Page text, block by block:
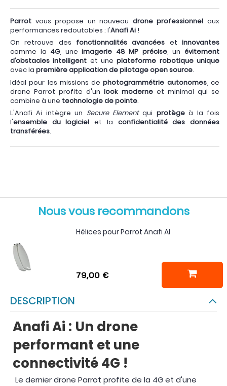
Parrot vous propose un nouveau drone professionnel aux
performances redoutables : l'Anafi Ai !
On retrouve des fonctionnalités avancées et innovantes
comme la 4G, une imagerie 48 MP précise, unévitement
d’obstacles intelligent et uneplateforme robotique unique
avec la première application de pilotage open source.
Idéal pour les missions dephotogrammétrie autonomes, ce
drone Parrot profite d'unlook moderneet minimal qui se
combine à une technologie de pointe.
L'Anafi Ai intègre un Secure Elementqui protègeà la fois
l'ensemble du logiciel et la confidentialité des données
transférées.
Nous vous recommandons
Hélices pour Parrot Anafi AI
79,00 €
DESCRIPTION
Anafi Ai : Un drone
performant et une
connectivité 4G !
Le dernier drone Parrot profite de la 4G et d'une